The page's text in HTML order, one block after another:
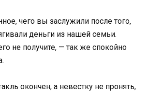
чего вы заслужили после того,
деньги из нашей семьи.
не получите, — так же спокойно
окончен, а невестку не пронять,